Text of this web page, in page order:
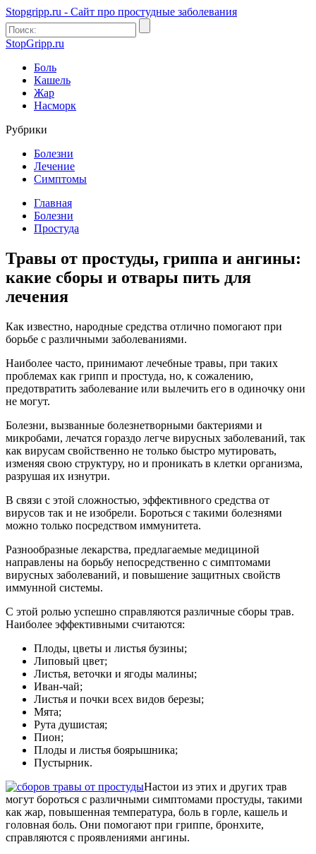
Stopgripp.ru - Cайт про простудные заболевания
StopGripp.ru
Боль
Кашель
Жар
Насморк
Рубрики
Болезни
Лечение
Симптомы
Главная
Болезни
Простуда
Травы от простуды, гриппа и ангины:
какие сборы и отвары пить для
лечения
Как известно, народные средства отлично помогают при
борьбе с различными заболеваниями.
Наиболее часто, принимают лечебные травы, при таких
проблемах как грипп и простуда, но, к сожалению,
предотвратить заболевание или вылечить его в одиночку они
не могут.
Болезни, вызванные болезнетворными бактериями и
микробами, лечатся гораздо легче вирусных заболеваний, так
как вирусам свойственно не только быстро мутировать,
изменяя свою структуру, но и проникать в клетки организма,
разрушая их изнутри.
В связи с этой сложностью, эффективного средства от
вирусов так и не изобрели. Бороться с такими болезнями
можно только посредством иммунитета.
Разнообразные лекарства, предлагаемые медициной
направлены на борьбу непосредственно с симптомами
вирусных заболеваний, и повышение защитных свойств
иммунной системы.
С этой ролью успешно справляются различные сборы трав.
Наиболее эффективными считаются:
Плоды, цветы и листья бузины;
Липовый цвет;
Листья, веточки и ягоды малины;
Иван-чай;
Листья и почки всех видов березы;
Мята;
Рута душистая;
Пион;
Плоды и листья боярышника;
Пустырник.
Настои из этих и других трав
могут бороться с различными симптомами простуды, такими
как жар, повышенная температура, боль в горле, кашель и
головная боль. Они помогают при гриппе, бронхите,
справляются с проявлениями ангины.